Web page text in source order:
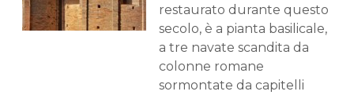
restaurato durante questo
secolo, è a pianta basilicale,
a tre navate scandita da
colonne romane
sormontate da capitelli